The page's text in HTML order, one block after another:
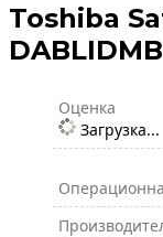
Toshiba
Оценка
Загрузка...